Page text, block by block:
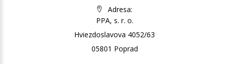
Adresa:
PPA, s. r. o.
Hviezdoslavova 4052/63
05801 Poprad